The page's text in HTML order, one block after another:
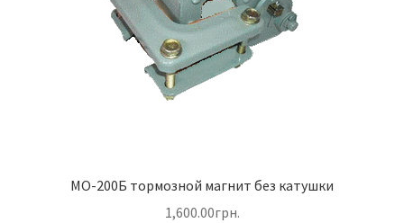
МО-200Б тормозной магнит без катушки
1,600.00грн.